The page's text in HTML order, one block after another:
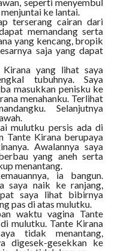
ke lantai.
terserang cairan dari
memandang serta
yang kencang, bropik
saja yang dapat
Kirana yang lihat saya
tubuhnya. Saya
masukkan penisku ke
menahanku. Terlihat
Selanjutnya
mulutku persis ada di
Tante Kirana berupaya
Awalannya saya
yang aneh serta
menantang.
ia bangun.
saya naik ke ranjang,
saya lihat bibirnya
pas di atas mulutku.
waktu vagina Tante
mulutku. Tante Kirana
tidak menantang,
digesek-gesekkan ke